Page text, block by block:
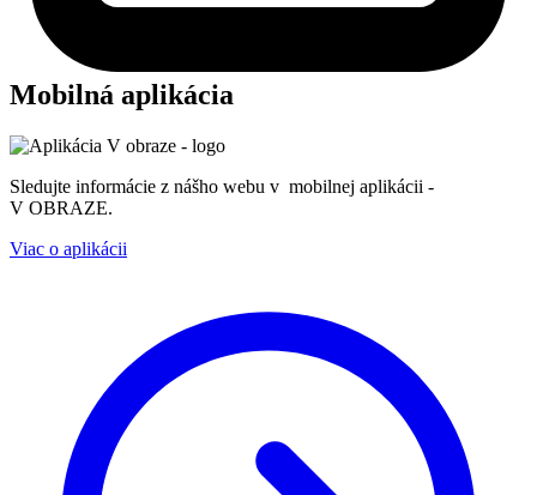
Mobilná aplikácia
Sledujte informácie z nášho webu v mobilnej aplikácii -
V OBRAZE.
Viac o aplikácii